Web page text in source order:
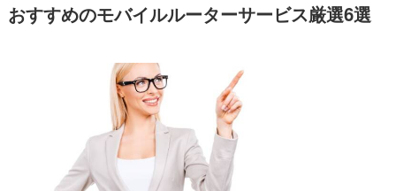
おすすめのモバイルルーターサービス厳選6選